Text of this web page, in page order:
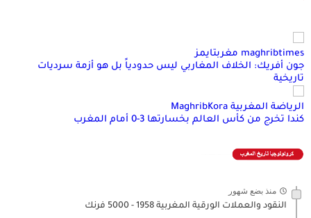
maghribtimes مغربتايمز
جون أفريك: الخلاف المغاربي ليس حدودياً بل هو أزمة سرديات
تاريخية
الرياضة المغربية MaghribKora
كندا تخرج من كأس العالم بخسارتها 3-0 أمام المغرب
منذ بضع شهور
النقود والعملات الورقية المغربية 1958 - 5000 فرنك